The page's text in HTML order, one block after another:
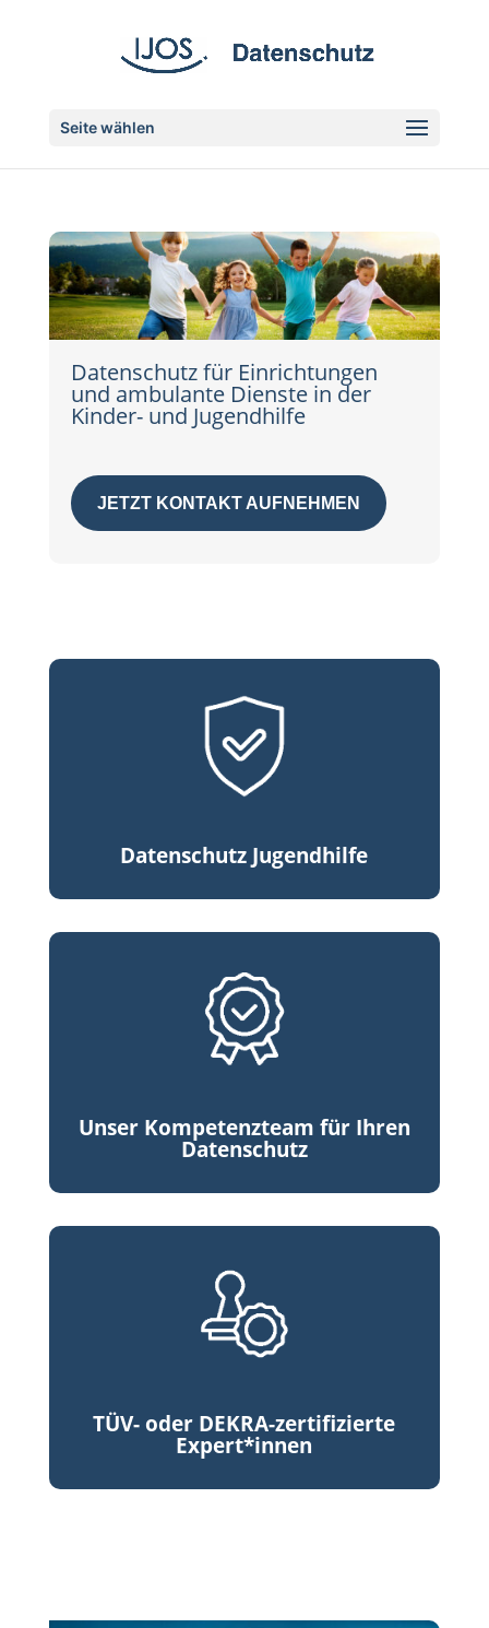
Seite wählen
Datenschutz für Einrichtungen
und ambulante Dienste in der
Kinder- und Jugendhilfe
JETZT KONTAKT AUFNEHMEN
Datenschutz Jugendhilfe
Unser Kompetenzteam für Ihren
Datenschutz
TÜV- oder DEKRA-zertifizierte
Expert*innen